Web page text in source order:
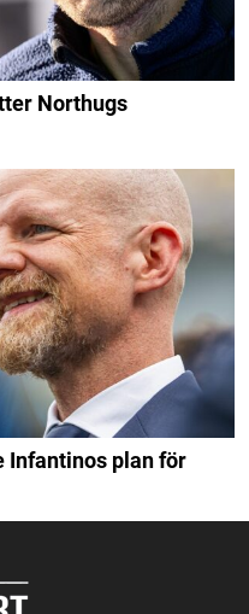
Northugs
Infantinos plan för